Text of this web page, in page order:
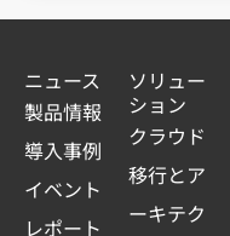
ニュース
製品情報
導入事例
イベント
レポート
ソリュー
ション
クラウド
移行とア
ーキテク